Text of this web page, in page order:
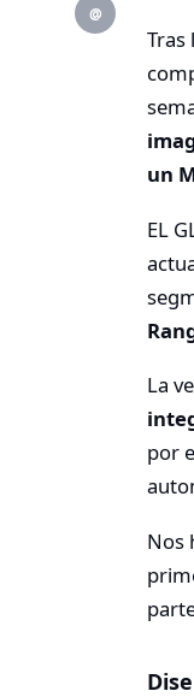
@
Tras
un
EL
La
por
Nos